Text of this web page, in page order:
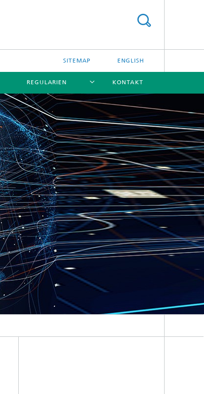
SITEMAP ENGLISH
REGULARIEN KONTAKT